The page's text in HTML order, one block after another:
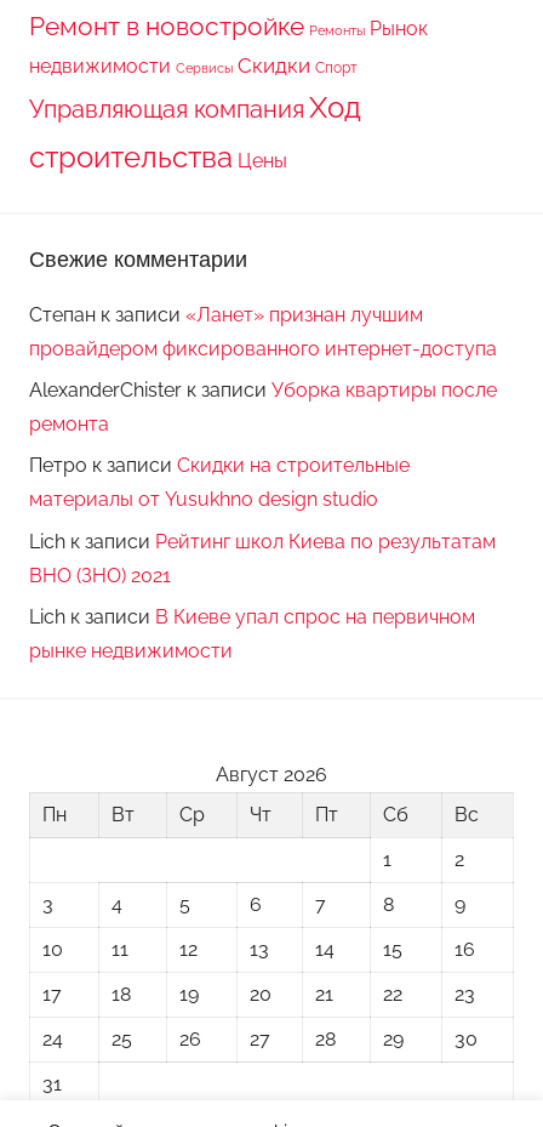
Ремонт в новостройке Ремонты Рынок
недвижимости Сервисы Скидки Спорт
Управляющая компания Ход
строительства Цены
Свежие комментарии
Степан к записи «Ланет» признан лучшим
провайдером фиксированного интернет-доступа
AlexanderChister к записи Уборка квартиры после
ремонта
Петро к записи Скидки на строительные
материалы от Yusukhno design studio
Lich к записи Рейтинг школ Киева по результатам
ВНО (ЗНО) 2021
Lich к записи В Киеве упал спрос на первичном
рынке недвижимости
Август 2026
Пн
Вт Ср Чт Пт Сб
Вс
1
2
3
4 5 6 7 8
9
10
11 12 13 14 15
16
17
18 19 20 21 22
23
24
25 26 27 28 29
30
31